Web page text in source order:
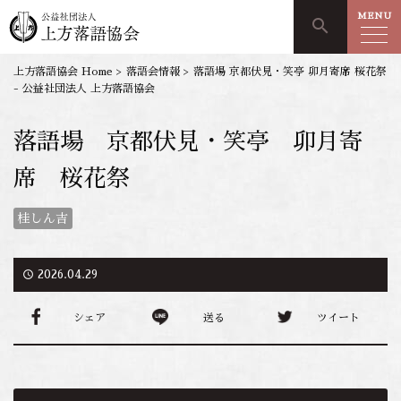
search MENU
上方落語協会 Home > 落語会情報 > 落語場 京都伏見・笑亭 卯月寄席 桜花祭
- 公益社団法人 上方落語協会
落語場 京都伏見・笑亭 卯月寄
席 桜花祭
桂しん吉
access_time 2026.04.29
シェア 送る ツイート